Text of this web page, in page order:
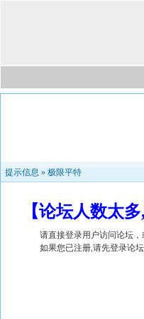
提示信息 » 极限平特
【论坛人数太
请直接登录用户访问论坛，
如果您已注册,请先登录论